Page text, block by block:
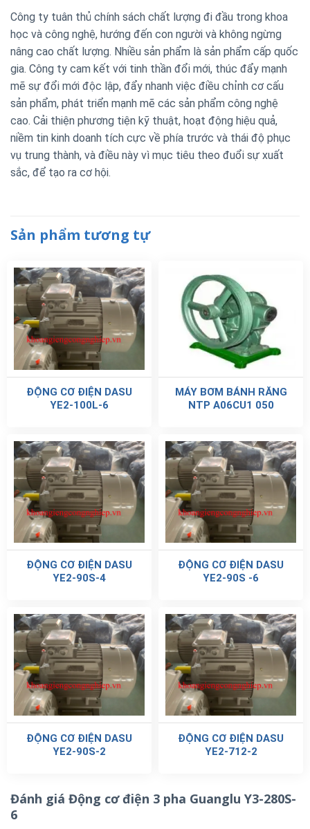
Công ty tuân thủ chính sách chất lượng đi đầu trong khoa
học và công nghệ, hướng đến con người và không ngừng
nâng cao chất lượng. Nhiều sản phẩm là sản phẩm cấp quốc
gia. Công ty cam kết với tinh thần đổi mới, thúc đẩy mạnh
mẽ sự đổi mới độc lập, đẩy nhanh việc điều chỉnh cơ cấu
sản phẩm, phát triển mạnh mẽ các sản phẩm công nghệ
cao. Cải thiện phương tiện kỹ thuật, hoạt động hiệu quả,
niềm tin kinh doanh tích cực về phía trước và thái độ phục
vụ trung thành, và điều này vì mục tiêu theo đuổi sự xuất
sắc, để tạo ra cơ hội.
Sản phẩm tương tự
ĐỘNG CƠ ĐIỆN DASU
YE2-100L-6
MÁY BƠM BÁNH RĂNG
NTP A06CU1 050
ĐỘNG CƠ ĐIỆN DASU
YE2-90S-4
ĐỘNG CƠ ĐIỆN DASU
YE2-90S -6
ĐỘNG CƠ ĐIỆN DASU
YE2-90S-2
ĐỘNG CƠ ĐIỆN DASU
YE2-712-2
Đánh giá Động cơ điện 3 pha Guanglu Y3-280S-
6